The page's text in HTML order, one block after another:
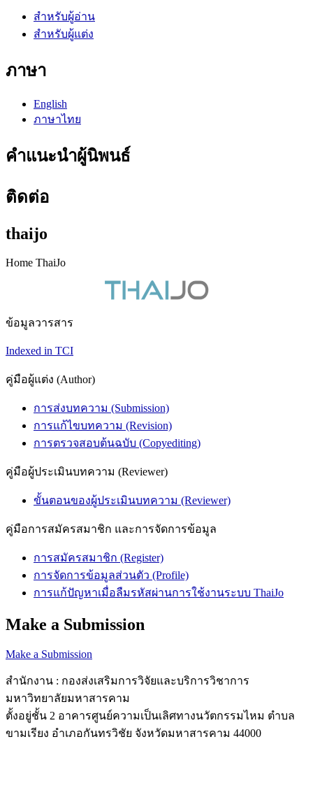
สำหรับผู้อ่าน
สำหรับผู้แต่ง
ภาษา
English
ภาษาไทย
คำแนะนำผู้นิพนธ์
ติดต่อ
thaijo
Home ThaiJo
ข้อมูลวารสาร
Indexed in TCI
คู่มือผู้แต่ง (Author)
การส่งบทความ (Submission)
การแก้ไขบทความ (Revision)
การตรวจสอบต้นฉบับ (Copyediting)
คู่มือผู้ประเมินบทความ (Reviewer)
ขั้นตอนของผู้ประเมินบทความ (Reviewer)
คู่มือการสมัครสมาชิก และการจัดการข้อมูล
การสมัครสมาชิก (Register)
การจัดการข้อมูลส่วนตัว (Profile)
การแก้ปัญหาเมื่อลืมรหัสผ่านการใช้งานระบบ ThaiJo
Make a Submission
Make a Submission
สำนักงาน : กองส่งเสริมการวิจัยและบริการวิชาการ
มหาวิทยาลัยมหาสารคาม
ตั้งอยู่ชั้น 2 อาคารศูนย์ความเป็นเลิศทางนวัตกรรมไหม ตำบล
ขามเรียง อำเภอกันทรวิชัย จังหวัดมหาสารคาม 44000